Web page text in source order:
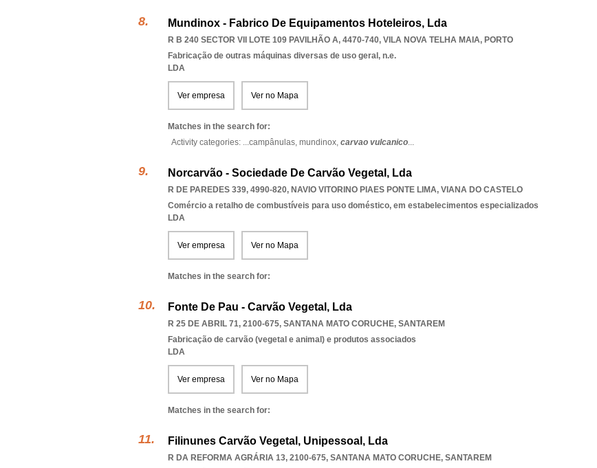
Mundinox - Fabrico De Equipamentos Hoteleiros, Lda
R B 240 SECTOR VII LOTE 109 PAVILHÃO A, 4470-740, VILA NOVA TELHA MAIA, PORTO
Fabricação de outras máquinas diversas de uso geral, n.e.
LDA
Ver empresa Ver no Mapa
Matches in the search for:
Activity categories: ...campânulas, mundinox, carvao vulcanico...
Norcarvão - Sociedade De Carvão Vegetal, Lda
R DE PAREDES 339, 4990-820, NAVIO VITORINO PIAES PONTE LIMA, VIANA DO CASTELO
Comércio a retalho de combustíveis para uso doméstico, em estabelecimentos especializados
LDA
Ver empresa Ver no Mapa
Matches in the search for:
Fonte De Pau - Carvão Vegetal, Lda
R 25 DE ABRIL 71, 2100-675, SANTANA MATO CORUCHE, SANTAREM
Fabricação de carvão (vegetal e animal) e produtos associados
LDA
Ver empresa Ver no Mapa
Matches in the search for:
Filinunes Carvão Vegetal, Unipessoal, Lda
R DA REFORMA AGRÁRIA 13, 2100-675, SANTANA MATO CORUCHE, SANTAREM